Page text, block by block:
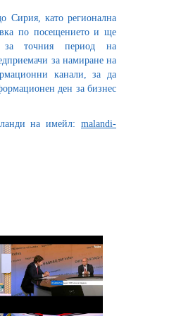
Сирия, като регионална
по посещението и ще
за точния период на
за намиране на
канали, за да
ден за бизнес
на имейл: malandi-